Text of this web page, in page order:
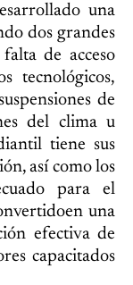
una
dos grandes
de acceso
tecnológicos,
de
del clima u
tiene sus
así como los
para el
una
efectiva de
capacitados